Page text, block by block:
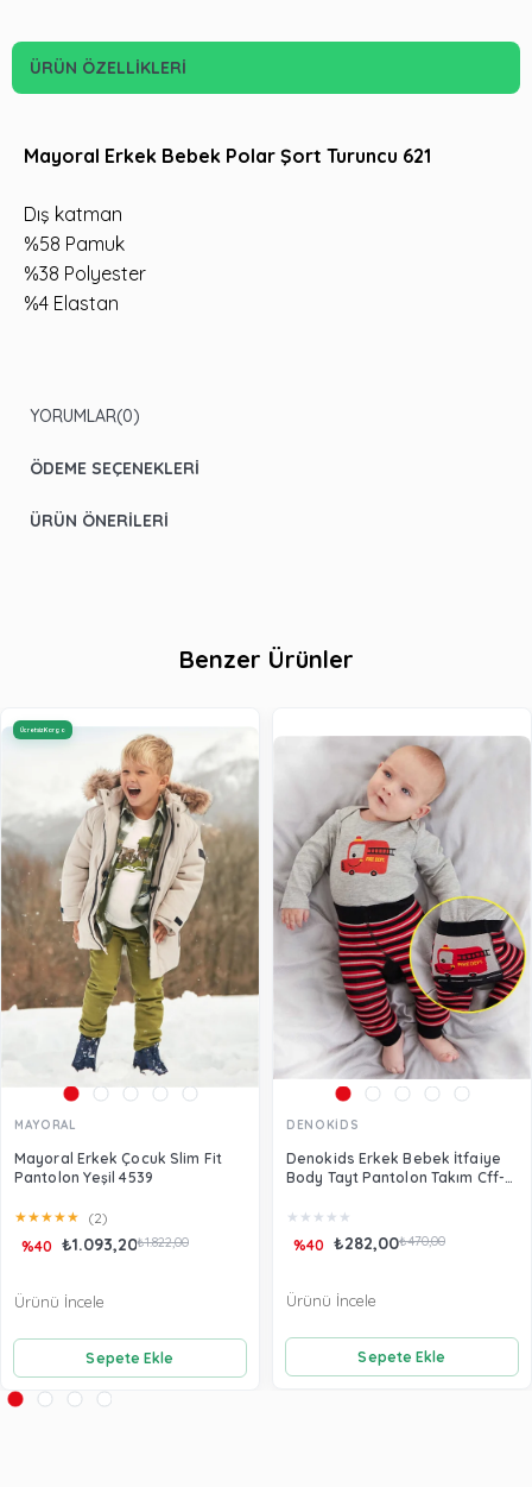
ÜRÜN ÖZELLIKLERI
Mayoral Erkek Bebek Polar Şort Turuncu 621
Dış katman
%58 Pamuk
%38 Polyester
%4 Elastan
YORUMLAR(0)
ÖDEME SEÇENEKLERI
ÜRÜN ÖNERILERI
Benzer Ürünler
MAYORAL
Mayoral Erkek Çocuk Slim Fit
Pantolon Yeşil 4539
★★★★★ (2)
₺1.093,20₺1.822,00
%40
Sepete Ekle
Ürünü İncele
Ücretsiz Kargo
DENOKİDS
Denokids Erkek Bebek İtfaiye
Body Tayt Pantolon Takım Cff-
★ ★ ★ ★ ★
₺282,00₺470,00
%40
Sepete Ekle
Ürünü İncele